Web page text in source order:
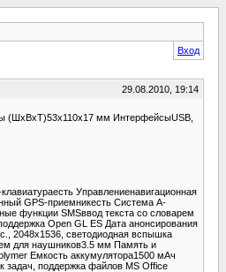
Вход
29.08.2010, 19:14
(ШxВxТ)53x110x17 мм ИнтерфейсыUSB,
Управлениенавигационная
GPS-приемникесть Cистема A-
функции SMSввод текста со словарем
Open GL ES Дата анонсирования
2048x1536, светодиодная вспышка
для наушников3.5 мм Память и
Емкость аккумулятора1500 мАч
задач, поддержка файлов MS Office